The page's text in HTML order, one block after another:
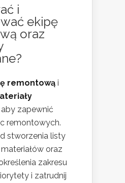
i
ekipę
oraz
remontową i
, aby zapewnić
remontowych.
stworzenia listy
oraz
zakresu
i zatrudnij